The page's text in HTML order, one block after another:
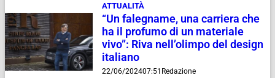
ATTUALITÀ
“Un falegname, una carriera che
ha il profumo di un materiale
vivo”: Riva nell’olimpo del design
italiano
22/06/202407:51 Redazione